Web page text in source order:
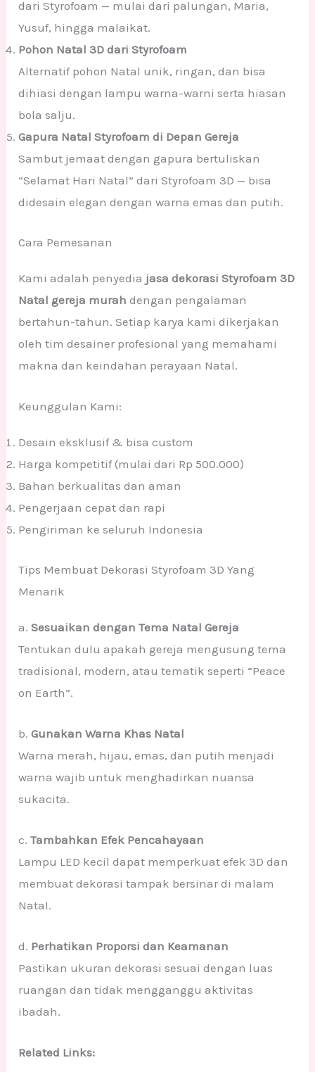
dari Styrofoam — mulai dari palungan, Maria,
Yusuf, hingga malaikat.
Pohon Natal 3D dari Styrofoam
Alternatif pohon Natal unik, ringan, dan bisa
dihiasi dengan lampu warna-warni serta hiasan
bola salju.
Gapura Natal Styrofoam di Depan Gereja
Sambut jemaat dengan gapura bertuliskan
“Selamat Hari Natal” dari Styrofoam 3D — bisa
didesain elegan dengan warna emas dan putih.
Cara Pemesanan
Kami adalah penyedia jasa dekorasi Styrofoam 3D
Natal gereja murah dengan pengalaman
bertahun-tahun. Setiap karya kami dikerjakan
oleh tim desainer profesional yang memahami
makna dan keindahan perayaan Natal.
Keunggulan Kami:
Desain eksklusif & bisa custom
Harga kompetitif (mulai dari Rp 500.000)
Bahan berkualitas dan aman
Pengerjaan cepat dan rapi
Pengiriman ke seluruh Indonesia
Tips Membuat Dekorasi Styrofoam 3D Yang
Menarik
a.Sesuaikan dengan Tema Natal Gereja
Tentukan dulu apakah gereja mengusung tema
tradisional, modern, atau tematik seperti “Peace
on Earth”.
b.Gunakan Warna Khas Natal
Warna merah, hijau, emas, dan putih menjadi
warna wajib untuk menghadirkan nuansa
sukacita.
c.Tambahkan Efek Pencahayaan
Lampu LED kecil dapat memperkuat efek 3D dan
membuat dekorasi tampak bersinar di malam
Natal.
d. Perhatikan Proporsi dan Keamanan
Pastikan ukuran dekorasi sesuai dengan luas
ruangan dan tidak mengganggu aktivitas
ibadah.
Related Links: